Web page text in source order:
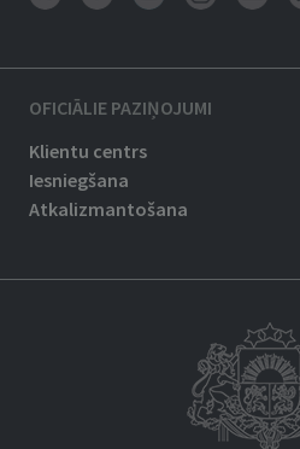
OFICIĀLIE PAZIŅOJUMI
Klientu centrs
Iesniegšana
Atkalizmantošana